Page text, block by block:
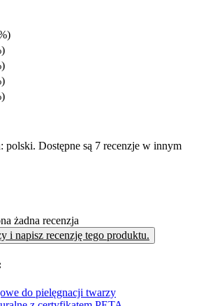
Dostępne są 7 recenzje w innym
żadna recenzja
i napisz recenzję tego produktu.
do pielęgnacji twarzy